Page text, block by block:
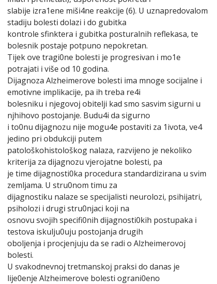
slabije izra1ene miši4ne reakcije (6). U uznapredovalom
stadiju bolesti dolazi i do gubitka
kontrole sfinktera i gubitka posturalnih reflekasa, te
bolesnik postaje potpuno nepokretan.
Tijek ove tragi0ne bolesti je progresivan i mo1e
potrajati i više od 10 godina.
Dijagnoza Alzheimerove bolesti ima mnoge socijalne i
emotivne implikacije, pa ih treba re4i
bolesniku i njegovoj obitelji kad smo sasvim sigurni u
njhihovo postojanje. Budu4i da sigurno
i to0nu dijagnozu nije mogu4e postaviti za 1ivota, ve4
jedino pri obdukciji putem
patološkohistološkog nalaza, razvijeno je nekoliko
kriterija za dijagnozu vjerojatne bolesti, pa
je time dijagnosti0ka procedura standardizirana u svim
zemljama. U stru0nom timu za
dijagnostiku nalaze se specijalisti neurolozi, psihijatri,
psiholozi i drugi stru0njaci koji na
osnovu svojih specifi0nih dijagnosti0kih postupaka i
testova iskulju0uju postojanja drugih
oboljenja i procjenjuju da se radi o Alzheimerovoj
bolesti.
U svakodnevnoj tretmanskoj praksi do danas je
lije0enje Alzheimerove bolesti ograni0eno